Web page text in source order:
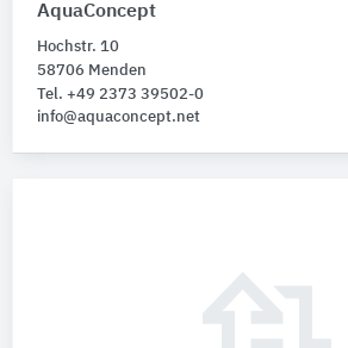
AquaConcept
Hochstr. 10
58706 Menden
Tel. +49 2373 39502-0
info@aquaconcept.net